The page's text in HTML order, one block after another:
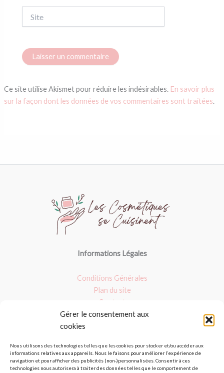
Gérer le consentement aux
cookies
Nous utilisons des technologies telles que les cookies pour stocker et/ou accéder aux
informations relatives aux appareils. Nous le faisons pour améliorer l’expérience de
navigation et pour afficher des publicités (non-)personnalisées. Consentir à ces
technologies nous autorisera à traiter des données telles que le comportement de
Ce site utilise Akismet pour réduire les indésirables. En savoir plus
sur la façon dont les données de vos commentaires sont traitées.
Informations Légales
Conditions Générales
Plan du site
Contact
Nos dossiers
Argile verte
Masques : Avis et fait maison
Les produits bio